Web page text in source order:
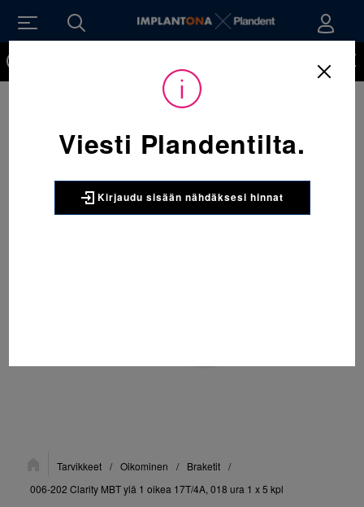
Sijainti:Tarvikkeet / Oikominen / Braketit /
006-202 Clarity MBT ylä 1 oikea 17T/4A, 018 ura 1 x 5 kpl
Viesti Plandentilta.
Kirjaudu sisään nähdäksesi hinnat